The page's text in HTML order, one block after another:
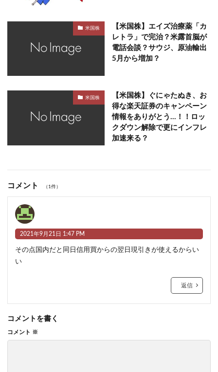
米国株
【米国株】エイズ治療薬「カ
レトラ」で完治？米露首脳が
電話会談？サウジ、原油輸出
5月から増加？
米国株
【米国株】ぐにゃたぬき、お
得な楽天証券のキャンペーン
情報をありがとう…！！ロッ
クダウン解除で更にインフレ
加速来る？
コメント （1件）
2021年9月21日 1:47 PM
その点国内だと同日信用買からの翌日現引きが使えるからい
い
返信
コメントを書く
コメント ※